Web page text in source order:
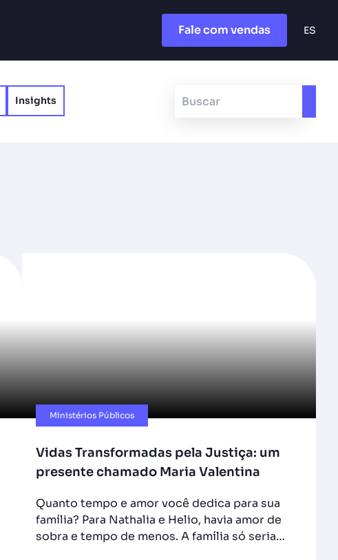
Fale com vendas ES
Insights
Ministérios Públicos​
Vidas Transformadas pela Justiça: um
presente chamado Maria Valentina
Quanto tempo e amor você dedica para sua
família? Para Nathalia e Helio, havia amor de
sobra e tempo de menos. A família só seria…